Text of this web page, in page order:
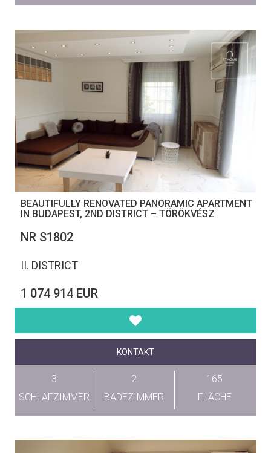
BEAUTIFULLY RENOVATED PANORAMIC APARTMENT
IN BUDAPEST, 2ND DISTRICT – TÖRÖKVÉSZ
NR S1802
II. DISTRICT
1 074 914 EUR
KONTAKT
3
SCHLAFZIMMER
2
BADEZIMMER
165
FLÄCHE